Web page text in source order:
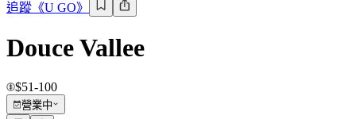
追蹤《U GO》
Douce Vallee
$51-100
營業中